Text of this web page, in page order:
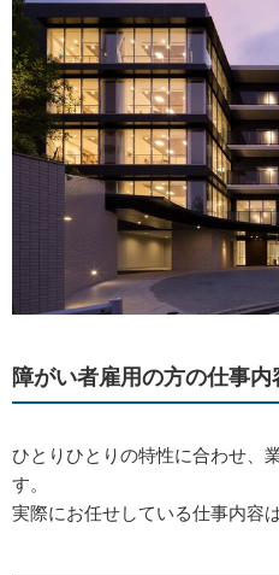
障がい者雇用の方の仕事内
ひとりひとりの特性に合わせ、
す。
実際にお任せしている仕事内容は